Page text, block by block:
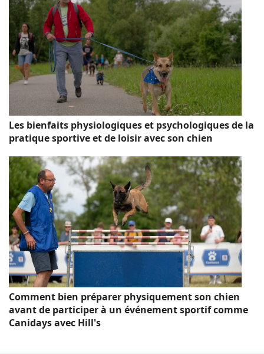
Les bienfaits physiologiques et psychologiques de la
pratique sportive et de loisir avec son chien
Comment bien préparer physiquement son chien
avant de participer à un événement sportif comme
Canidays avec Hill's